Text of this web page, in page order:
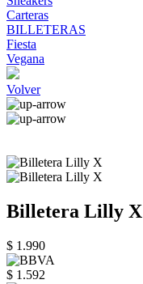
Carteras
BILLETERAS
Fiesta
Vegana
Volver
Billetera Lilly X
$ 1.990
$ 1.592